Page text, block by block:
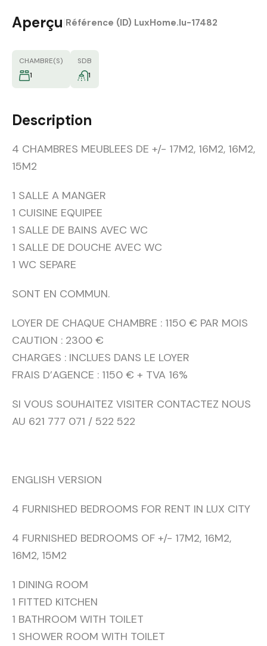
Aperçu Référence (ID) LuxHome.lu-17482
CHAMBRE(S)
1
SDB
1
Description
4 CHAMBRES MEUBLEES DE +/- 17M2, 16M2, 16M2,
15M2
1 SALLE A MANGER
1 CUISINE EQUIPEE
1 SALLE DE BAINS AVEC WC
1 SALLE DE DOUCHE AVEC WC
1 WC SEPARE
SONT EN COMMUN.
LOYER DE CHAQUE CHAMBRE : 1150 € PAR MOIS
CAUTION : 2300 €
CHARGES : INCLUES DANS LE LOYER
FRAIS D’AGENCE : 1150 € + TVA 16%
SI VOUS SOUHAITEZ VISITER CONTACTEZ NOUS
AU 621 777 071 / 522 522
ENGLISH VERSION
4 FURNISHED BEDROOMS FOR RENT IN LUX CITY
4 FURNISHED BEDROOMS OF +/- 17M2, 16M2,
16M2, 15M2
1 DINING ROOM
1 FITTED KITCHEN
1 BATHROOM WITH TOILET
1 SHOWER ROOM WITH TOILET